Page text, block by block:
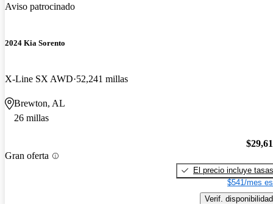
Aviso patrocinado
2024 Kia Sorento
X-Line SX AWD 52,241 millas
Brewton, AL
26 millas
Gran oferta
El precio incluye tasas
$541/mes
Verif. disponibilidad